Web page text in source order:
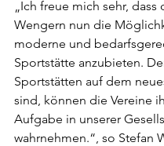
„Ich freue mich sehr, dass
Wengern nun die
moderne und
Sportstätte anzubieten.
Sportstätten auf dem
sind, können die Vereine
Aufgabe in unserer
wahrnehmen.“, so Stefan